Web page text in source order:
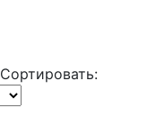
Сортировать: